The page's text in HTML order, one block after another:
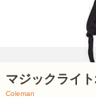
マジックライ
Coleman